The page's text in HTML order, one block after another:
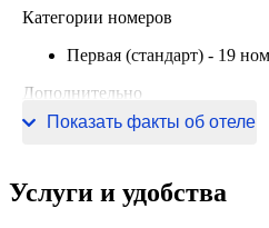
Категории номеров
Первая (стандарт) - 19
Дополнительно
Информация о сертификации
Показать факты об отеле
Услуги и удобства